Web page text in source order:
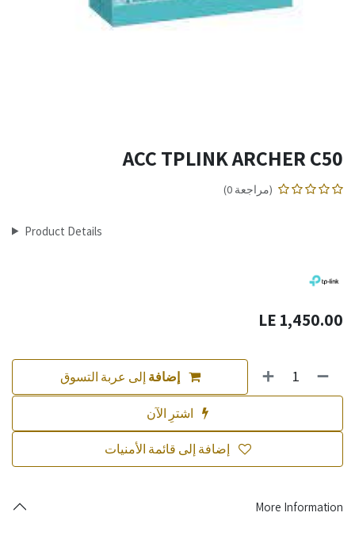
ACC TPLINK ARCHER C50
(مراجعة 0)
Product Details
1,450.00
إضافة إلى عربة التسوق
إضافة إلى قائمة الأمنيات
More Information